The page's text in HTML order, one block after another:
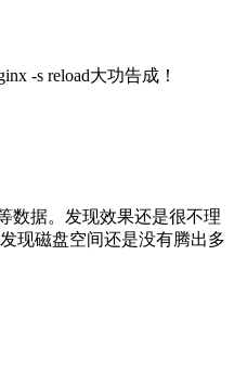
-s reload大功告成！
数据。发现效果还是很不理
现磁盘空间还是没有腾出多